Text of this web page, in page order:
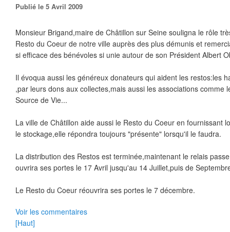
Publié le 5 Avril 2009
Monsieur Brigand,maire de Châtillon sur Seine souligna le rôle
Resto du Coeur de notre ville auprès des plus démunis et
si efficace des bénévoles si unie autour de son Président Albert
Il évoqua aussi les généreux donateurs qui aident les restos:les
,par leurs dons aux collectes,mais aussi les associations comme
Source de Vie...
La ville de Châtillon aide aussi le Resto du Coeur en fournissant
le stockage,elle répondra toujours "présente" lorsqu'il le faudra.
La distribution des Restos est terminée,maintenant le relais
ouvrira ses portes le 17 Avril jusqu'au 14 Juillet,puis de
Le Resto du Coeur réouvrira ses portes le 7 décembre.
Voir les commentaires
[Haut]